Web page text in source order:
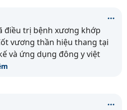
điều trị bệnh xương khớp
vương thần hiệu thang tại
và ứng dụng đông y việt